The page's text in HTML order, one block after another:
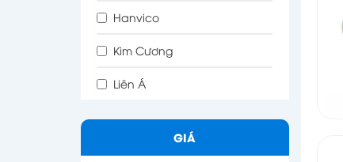
Hanvico
Kim Cương
Liên Á
GIÁ